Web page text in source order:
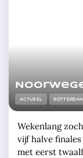
ACTUEEL
Wekenlang
vijf halve
met eerst